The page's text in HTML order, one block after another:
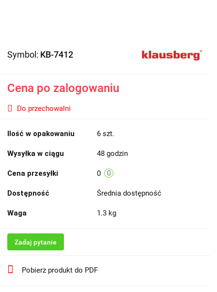
Symbol: KB-7412
Cena po zalogowaniu
Do przechowalni
Ilość w opakowaniu 6 szt.
Wysyłka w ciągu 48 godzin
Cena przesyłki 0
Dostępność Średnia dostępność
Waga 1.3 kg
Zadaj pytanie
Pobierz produkt do PDF